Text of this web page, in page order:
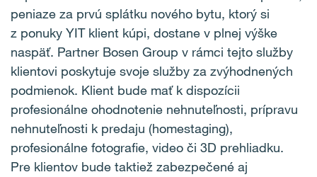
peniaze za prvú splátku nového bytu, ktorý si
z ponuky YIT klient kúpi, dostane v plnej výške
naspäť. Partner Bosen Group v rámci tejto služby
klientovi poskytuje svoje služby za zvýhodnených
podmienok. Klient bude mať k dispozícii
profesionálne ohodnotenie nehnuteľnosti, prípravu
nehnuteľnosti k predaju (homestaging),
profesionálne fotografie, video či 3D prehliadku.
Pre klientov bude taktiež zabezpečené aj